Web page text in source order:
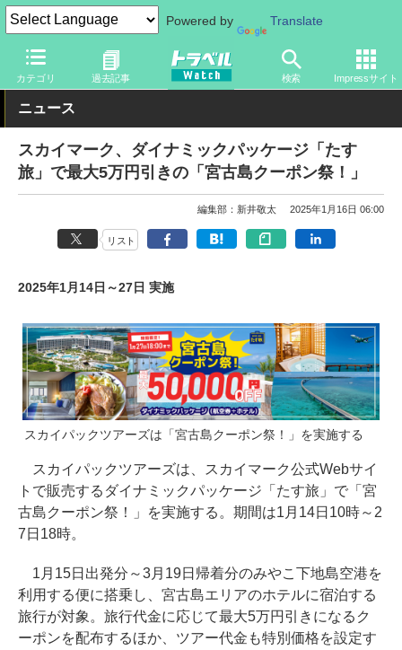
Powered by Translate
カテゴリ 過去記事 検索 Impressサイト
トラベル Watch 企業・政府・官庁 国内エアライン スカイマー
ニュース
スカイマーク、ダイナミックパッケージ「たす
旅」で最大5万円引きの「宮古島クーポン祭！」
編集部：新井敬太 2025年1月16日 06:00
リスト
2025年1月14日～27日 実施
スカイパックツアーズは「宮古島クーポン祭！」を実施する
スカイパックツアーズは、スカイマーク公式Webサイ
トで販売するダイナミックパッケージ「たす旅」で「宮
古島クーポン祭！」を実施する。期間は1月14日10時～2
7日18時。
1月15日出発分～3月19日帰着分のみやこ下地島空港を
利用する便に搭乗し、宮古島エリアのホテルに宿泊する
旅行が対象。旅行代金に応じて最大5万円引きになるク
ーポンを配布するほか、ツアー代金も特別価格を設定す